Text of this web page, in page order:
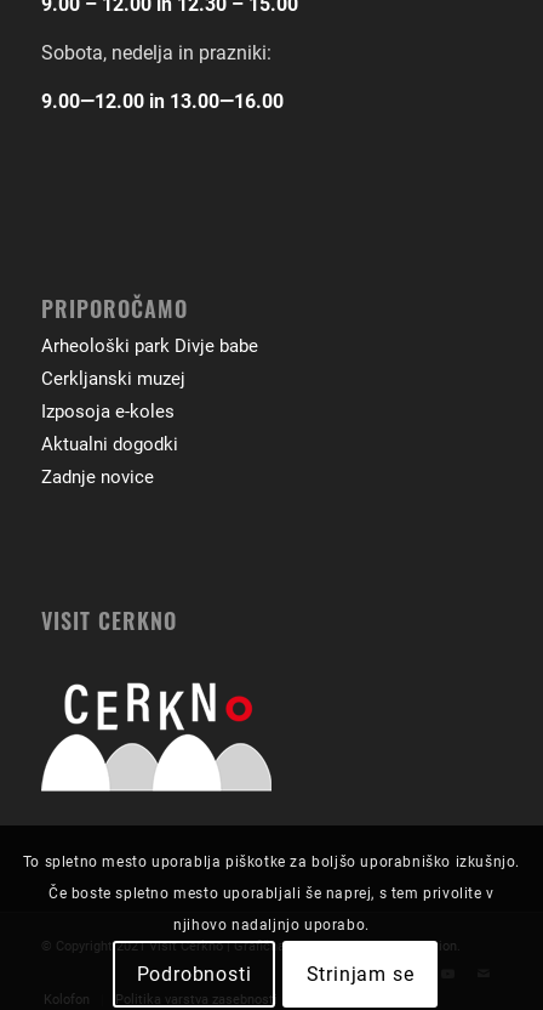
9.00 – 12.00 in 12.30 – 15.00
Sobota, nedelja in prazniki:
9.00―12.00 in 13.00―16.00
PRIPOROČAMO
Arheološki park Divje babe
Cerkljanski muzej
Izposoja e-koles
Aktualni dogodki
Zadnje novice
VISIT CERKNO
© Copyright 2021 Visit Cerkno | Grafična zasnova in izvedba:Futurion.
Kolofon Politika varstva zasebnosti
To spletno mesto uporablja piškotke za boljšo uporabniško izkušnjo.
Če boste spletno mesto uporabljali še naprej, s tem privolite v
njihovo nadaljnjo uporabo.
Podrobnosti Strinjam se